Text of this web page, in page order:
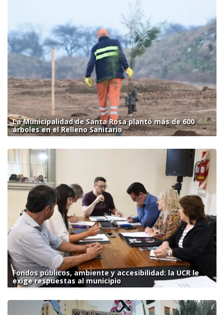
La Municipalidad de Santa Rosa plantó más de 600
árboles en el Relleno Sanitario
Fondos públicos, ambiente y accesibilidad: la UCR le
exige respuestas al municipio